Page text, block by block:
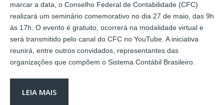
marcar a data, o Conselho Federal de Contabilidade (CFC)
realizará um seminário comemorativo no dia 27 de maio, das 9h
às 17h. O evento é gratuito, ocorrerá na modalidade virtual e
será transmitido pelo canal do CFC no YouTube. A iniciativa
reunirá, entre outros convidados, representantes das
organizações que compõem o Sistema Contábil Brasileiro.
LEIA MAIS